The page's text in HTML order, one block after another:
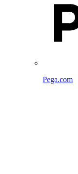
Pega.com